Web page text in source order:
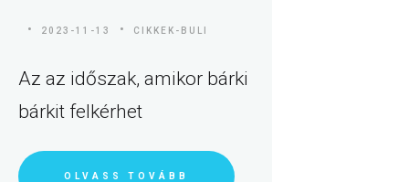
2023-11-13 CIKKEK-BULI
Az az időszak, amikor bárki
bárkit felkérhet
OLVASS TOVÁBB